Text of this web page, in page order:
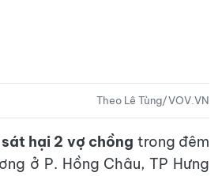
Theo Lê Tùng/VOV.VN
sát hại 2 vợ chồng trong đêm
ở P. Hồng Châu, TP Hưng